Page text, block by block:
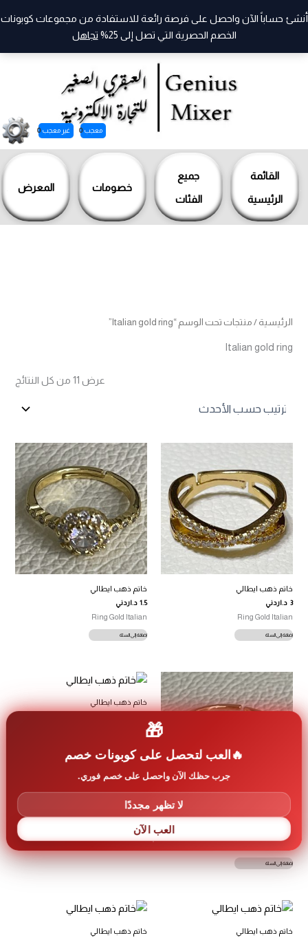
القائمة
الرئيسية
جميع
الفئات
خصومات المعرض
معجب 0 غير معجب 0
أنشئ حساباً الآن واحصل على فرصة رائعة للاستفادة من مجموعات كوبونات
الخصم الحصرية التي تصل إلى 25%
تجاهل
تخطي
الرئيسية / منتجات تحت الوسم “Italian gold ring”
Italian gold ring
عرض ⁦11⁩ من كل النتائج
خاتم ذهب ايطالي
3 د.اردني
Ring Gold Italian
إضافة إلى السلة
خاتم ذهب ايطالي
1.5 د.اردني
Ring Gold Italian
إضافة إلى السلة
خاتم ذهب ايطالي
1.5
إضافة إلى السلة
خاتم ذهب ايطالي
Ring Gold Italian
إضافة إلى السلة
خاتم ذهب ايطالي خاتم ذهب ايطالي
🎁
العب لتحصل على كوبونات خصم
جرب حظك الآن واحصل على خصم فوري.
لا تظهر مجددًا
العب الآن